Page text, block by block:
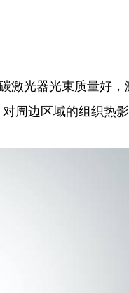
激光器光束质量好
周边区域的组织热影